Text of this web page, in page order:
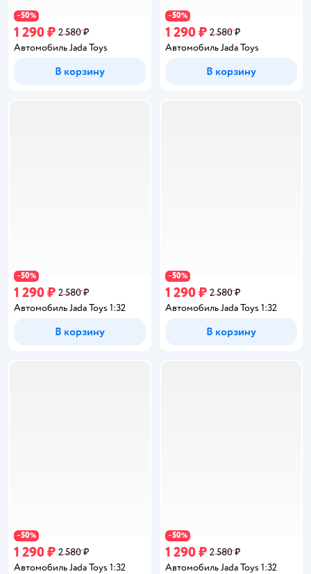
−50%
1 290 ₽ 2 580 ₽
Автомобиль Jada Toys
В корзину
−50%
1 290 ₽ 2 580 ₽
Автомобиль Jada Toys
В корзину
−50%
1 290 ₽ 2 580 ₽
Автомобиль Jada Toys 1:32
В корзину
−50%
1 290 ₽ 2 580 ₽
Автомобиль Jada Toys 1:32
В корзину
−50%
1 290 ₽ 2 580 ₽
Автомобиль Jada Toys 1:32
−50%
1 290 ₽ 2 580 ₽
Автомобиль Jada Toys 1:32